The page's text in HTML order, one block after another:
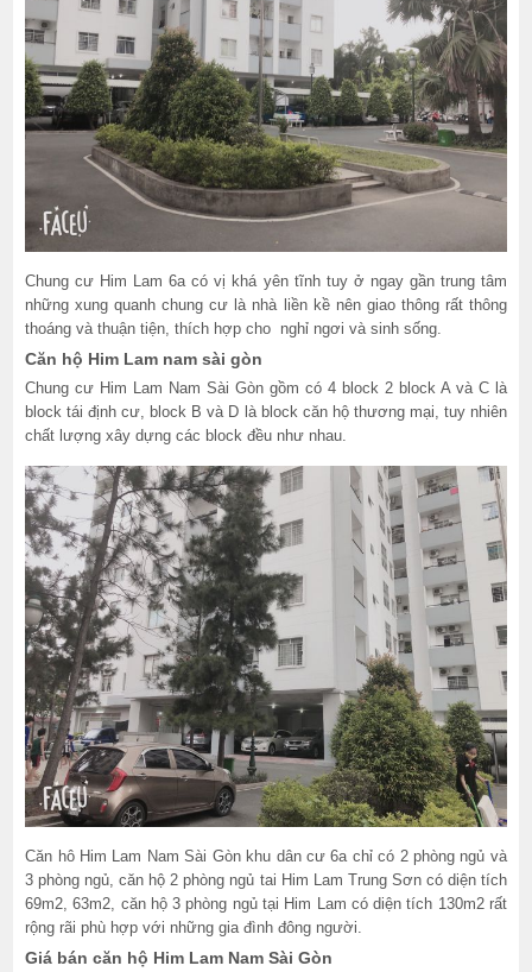
Chung cư Him Lam 6a có vị khá yên tĩnh tuy ở ngay gần trung tâm
những xung quanh chung cư là nhà liền kề nên giao thông rất thông
thoáng và thuận tiện, thích hợp cho nghỉ ngơi và sinh sống.
Căn hộ Him Lam nam sài gòn
Chung cư Him Lam Nam Sài Gòn gồm có 4 block 2 block A và C là
block tái định cư, block B và D là block căn hộ thương mại, tuy nhiên
chất lượng xây dựng các block đều như nhau.
Căn hô Him Lam Nam Sài Gòn khu dân cư 6a chỉ có 2 phòng ngủ và
3 phòng ngủ, căn hộ 2 phòng ngủ tai Him Lam Trung Sơn có diện tích
69m2, 63m2, căn hộ 3 phòng ngủ tại Him Lam có diện tích 130m2 rất
rộng rãi phù hợp với những gia đình đông người.
Giá bán căn hộ Him Lam Nam Sài Gòn